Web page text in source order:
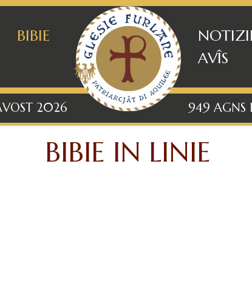
BIBIE
AVÎS
2026 949 AGNS
BIBIE IN LINIE